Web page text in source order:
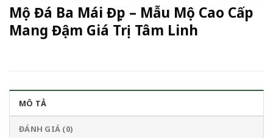
Mộ Đá Ba Mái Đẹp – Mẫu Mộ Cao Cấp
Mang Đậm Giá Trị Tâm Linh
MÔ TẢ
ĐÁNH GIÁ (0)